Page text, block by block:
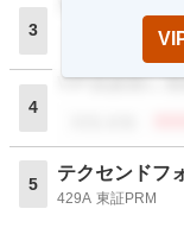
3
4
VIP倶楽部に
5
テクセンドフ
429A 東証PRM